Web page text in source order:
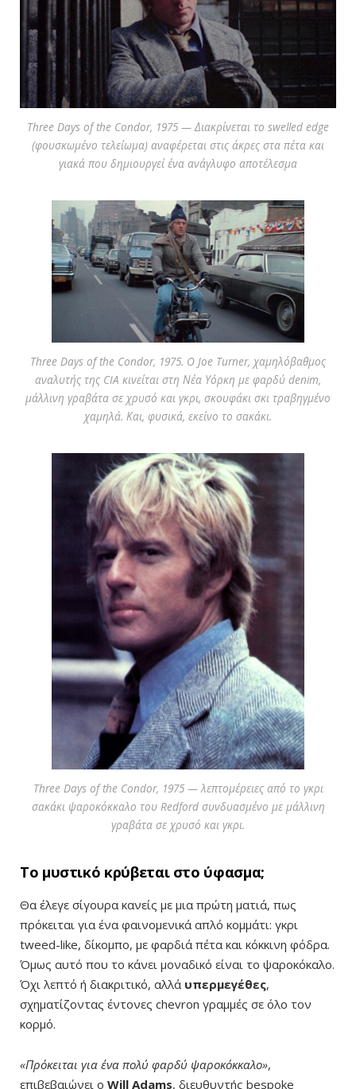
Three Days of the Condor, 1975 — Διακρίνεται το swelled edge
(φουσκωμένο τελείωμα) αναφέρεται στις άκρες στα πέτα και
γιακά που δημιουργεί ένα ανάγλυφο αποτέλεσμα
Three Days of the Condor, 1975. O Joe Turner, χαμηλόβαθμος
αναλυτής της CIA κινείται στη Νέα Υόρκη με φαρδύ denim,
μάλλινη γραβάτα σε χρυσό και γκρι, σκουφάκι σκι τραβηγμένο
χαμηλά. Και, φυσικά, εκείνο το σακάκι.
Three Days of the Condor, 1975 — λεπτομέρειες από το γκρι
σακάκι ψαροκόκκαλο του Redford συνδυασμένο με μάλλινη
γραβάτα σε χρυσό και γκρι.
Το μυστικό κρύβεται στο ύφασμα;
Θα έλεγε σίγουρα κανείς με μια πρώτη ματιά, πως
πρόκειται για ένα φαινομενικά απλό κομμάτι: γκρι
tweed-like, δίκομπο, με φαρδιά πέτα και κόκκινη φόδρα.
Όμως αυτό που το κάνει μοναδικό είναι το ψαροκόκαλο.
Όχι λεπτό ή διακριτικό, αλλά υπερμεγέθες,
σχηματίζοντας έντονες chevron γραμμές σε όλο τον
κορμό.
«Πρόκειται για ένα πολύ φαρδύ ψαροκόκκαλο»,
επιβεβαιώνει ο Will Adams, διευθυντής bespoke